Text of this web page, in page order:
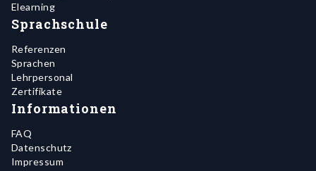
Elearning
Sprachschule
Referenzen
Sprachen
Lehrpersonal
Zertifikate
Informationen
FAQ
Datenschutz
Impressum